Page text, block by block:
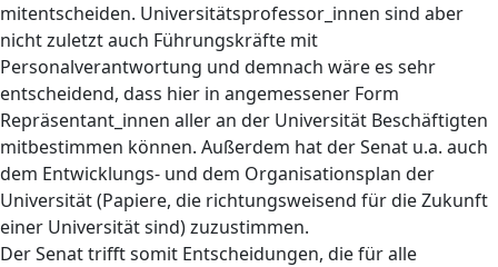
mitentscheiden. Universitätsprofessor_innen sind aber
nicht zuletzt auch Führungskräfte mit
Personalverantwortung und demnach wäre es sehr
entscheidend, dass hier in angemessener Form
Repräsentant_innen aller an der Universität Beschäftigten
mitbestimmen können. Außerdem hat der Senat u.a. auch
dem Entwicklungs- und dem Organisationsplan der
Universität (Papiere, die richtungsweisend für die Zukunft
einer Universität sind) zuzustimmen.
Der Senat trifft somit Entscheidungen, die für alle